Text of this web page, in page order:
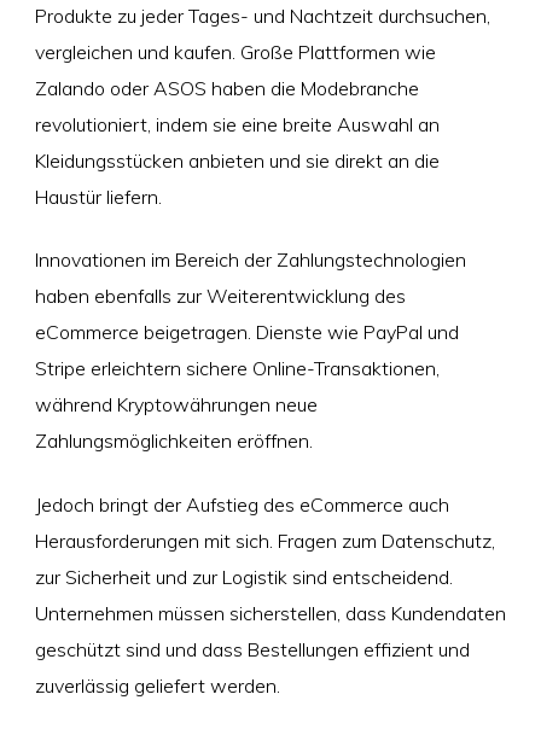
Produkte zu jeder Tages- und Nachtzeit durchsuchen,
vergleichen und kaufen. Große Plattformen wie
Zalando oder ASOS haben die Modebranche
revolutioniert, indem sie eine breite Auswahl an
Kleidungsstücken anbieten und sie direkt an die
Haustür liefern.
Innovationen im Bereich der Zahlungstechnologien
haben ebenfalls zur Weiterentwicklung des
eCommerce beigetragen. Dienste wie PayPal und
Stripe erleichtern sichere Online-Transaktionen,
während Kryptowährungen neue
Zahlungsmöglichkeiten eröffnen.
Jedoch bringt der Aufstieg des eCommerce auch
Herausforderungen mit sich. Fragen zum Datenschutz,
zur Sicherheit und zur Logistik sind entscheidend.
Unternehmen müssen sicherstellen, dass Kundendaten
geschützt sind und dass Bestellungen effizient und
zuverlässig geliefert werden.